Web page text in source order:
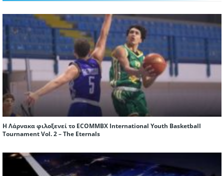
Η Λάρνακα φιλοξενεί το ECOMMBX International Youth Basketball
Tournament Vol. 2 – The Eternals